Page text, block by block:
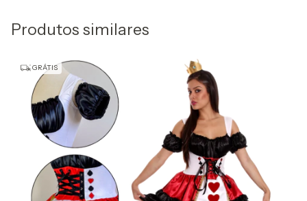
Produtos similares
GRÁTIS